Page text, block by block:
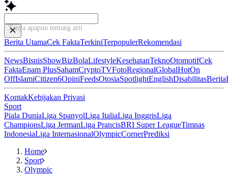
Tanya apapun tentang artikel ini...
Berita UtamaCek FaktaTerkiniTerpopulerRekomendasi
NewsBisnisShowBizBolaLifestyleKesehatanTeknoOtomotifCek
FaktaEnam PlusSahamCryptoTVFotoRegionalGlobalHotOn
OffIslamiCitizen6OpiniFeedsOtosiaSpotlightEnglishDisabilitasBerita
KontakKebijakan Privasi
Sport
Piala DuniaLiga SpanyolLiga ItaliaLiga InggrisLiga
ChampionsLiga JermanLiga PrancisBRI Super LeagueTimnas
IndonesiaLiga InternasionalOlympicCornerPrediksi
Home
Sport
Olympic